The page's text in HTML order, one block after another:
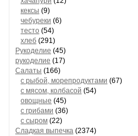
кексы (9)
чебуреки (6)
тесто (54)
хлеб (291)
Рукоделие (45)
рукоделие (17)
Салаты (166)
с рыбой, морепродуктами (67)
с мясом, колбасой (54)
овощные (45)
с грибами (36)
с сыром (22)
Сладкая выпечка (2374)